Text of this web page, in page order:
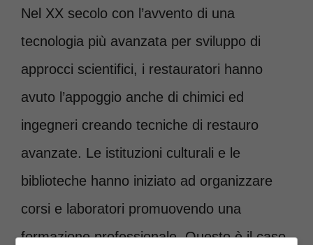
Nel XX secolo con l’avvento di una
tecnologia più avanzata per sviluppo di
approcci scientifici, i restauratori hanno
avuto l’appoggio anche di chimici ed
ingegneri creando tecniche di restauro
avanzate. Le istituzioni culturali e le
biblioteche hanno iniziato ad organizzare
corsi e laboratori promuovendo una
formazione professionale. Questo è il caso